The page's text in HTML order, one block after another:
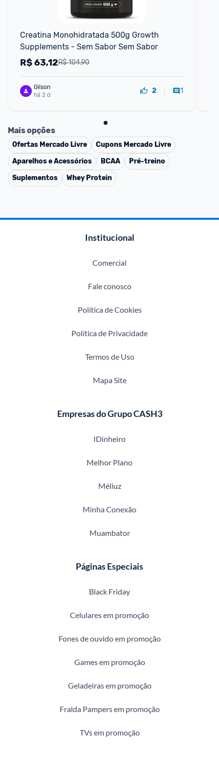
Creatina Monohidratada 500g Growth
Supplements - Sem Sabor Sem Sabor
R$ 104,90
R$63,12
Gilson
há 2 d
2 1
Mais opções
Ofertas Mercado Livre Cupons Mercado Livre
Aparelhos e Acessórios
BCAA
Pré-treino
Suplementos
Whey Protein
Institucional
Comercial
Fale conosco
Política de Cookies
Política de Privacidade
Termos de Uso
Mapa Site
Empresas do Grupo CASH3
IDinheiro
Melhor Plano
Méliuz
Minha Conexão
Muambator
Páginas Especiais
Black Friday
Celulares em promoção
Fones de ouvido em promoção
Games em promoção
Geladeiras em promoção
Fralda Pampers em promoção
TVs em promoção